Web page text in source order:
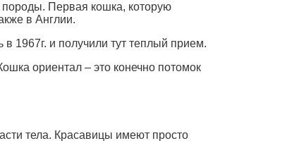
породы. Первая кошка, которую
в Англии.
1967г. и получили тут теплый прием.
ориентал – это конечно потомок
тела. Красавицы имеют просто